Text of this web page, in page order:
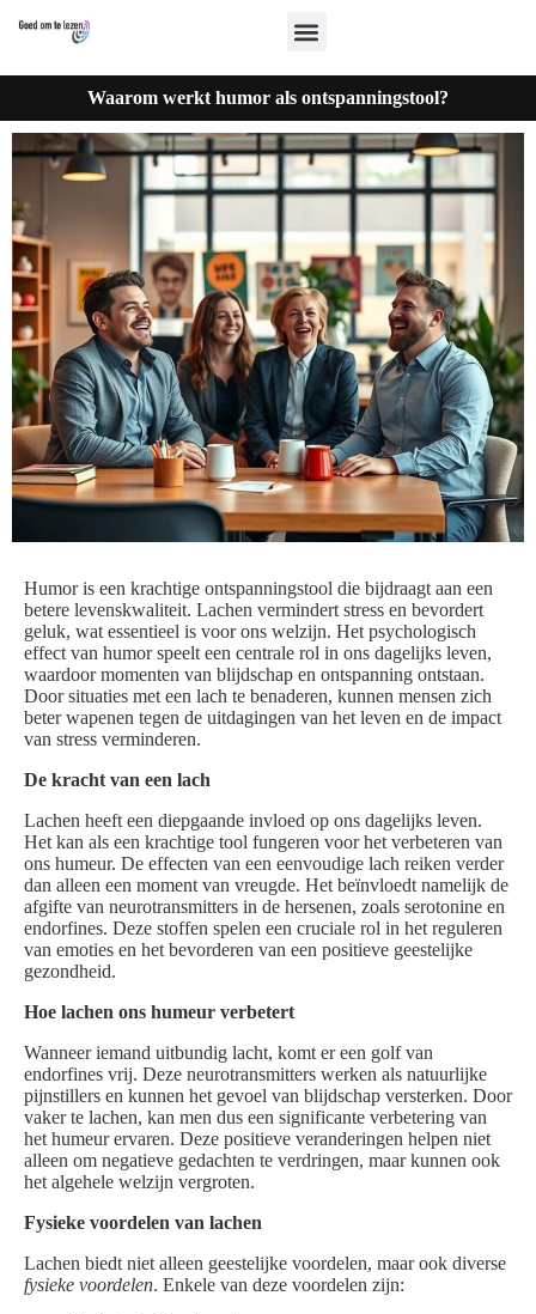
Waarom werkt humor als ontspanningstool?
Humor is een krachtige ontspanningstool die bijdraagt aan een
betere levenskwaliteit. Lachen vermindert stress en bevordert
geluk, wat essentieel is voor ons welzijn. Het psychologisch
effect van humor speelt een centrale rol in ons dagelijks leven,
waardoor momenten van blijdschap en ontspanning ontstaan.
Door situaties met een lach te benaderen, kunnen mensen zich
beter wapenen tegen de uitdagingen van het leven en de impact
van stress verminderen.
De kracht van een lach
Lachen heeft een diepgaande invloed op ons dagelijks leven.
Het kan als een krachtige tool fungeren voor het verbeteren van
ons humeur. De effecten van een eenvoudige lach reiken verder
dan alleen een moment van vreugde. Het beïnvloedt namelijk de
afgifte van neurotransmitters in de hersenen, zoals serotonine en
endorfines. Deze stoffen spelen een cruciale rol in het reguleren
van emoties en het bevorderen van een positieve geestelijke
gezondheid.
Hoe lachen ons humeur verbetert
Wanneer iemand uitbundig lacht, komt er een golf van
endorfines vrij. Deze neurotransmitters werken als natuurlijke
pijnstillers en kunnen het gevoel van blijdschap versterken. Door
vaker te lachen, kan men dus een significante verbetering van
het humeur ervaren. Deze positieve veranderingen helpen niet
alleen om negatieve gedachten te verdringen, maar kunnen ook
het algehele welzijn vergroten.
Fysieke voordelen van lachen
Lachen biedt niet alleen geestelijke voordelen, maar ook diverse
fysieke voordelen. Enkele van deze voordelen zijn: